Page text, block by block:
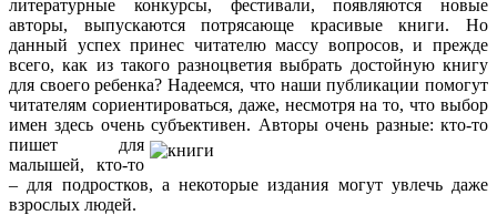
литературные конкурсы, фестивали, появляются новые
авторы, выпускаются потрясающе красивые книги. Но
данный успех принес читателю массу вопросов, и прежде
всего, как из такого разноцветия выбрать достойную книгу
для своего ребенка? Надеемся, что наши публикации помогут
читателям сориентироваться, даже, несмотря на то, что выбор
имен здесь очень субъективен. Авторы очень разные: кто-то
пишет для
малышей, кто-то
– для подростков, а некоторые издания могут увлечь даже
взрослых людей.